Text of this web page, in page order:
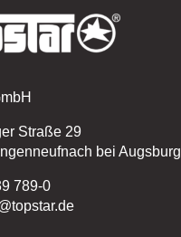
Straße 29
bei Augsburg
789-0